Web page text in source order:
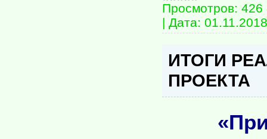
Просмотров: 426
| Дата: 01.11.2018
ИТОГИ
ПРОЕКТА